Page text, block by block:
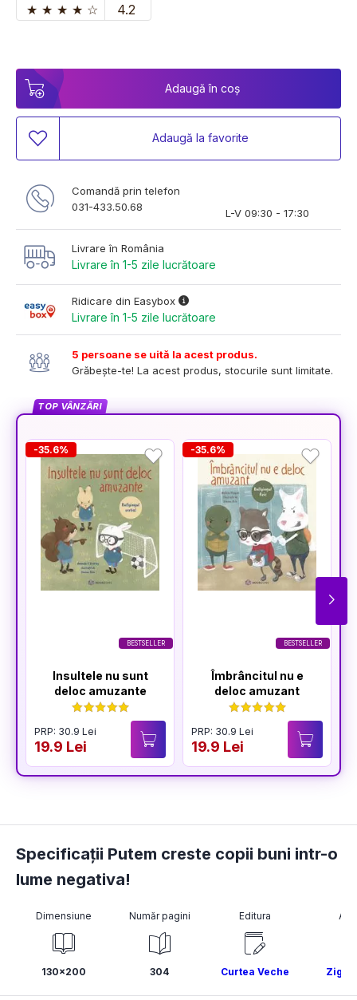
★ ★ ★ ★ ☆ 4.2
Adaugă în coș
Adaugă la favorite
Comandă prin telefon
031-433.50.68
L-V 09:30 - 17:30
Livrare în România
Livrare în 1-5 zile lucrătoare
Ridicare din Easybox
Livrare în 1-5 zile lucrătoare
5 persoane se uită la acest produs.
Grăbește-te! La acest produs, stocurile sunt limitate.
TOP VÂNZĂRI
BESTSELLER
-35.6%
Insultele nu sunt
deloc amuzante
PRP: 30.9 Lei
19.9 Lei
BESTSELLER
-35.6%
Îmbrâncitul nu e
deloc amuzant
PRP: 30.9 Lei
19.9 Lei
Specificații Putem creste copii buni intr-o
lume negativa!
Dimensiune
130x200
Număr pagini
304
Editura
Curtea Veche Zig